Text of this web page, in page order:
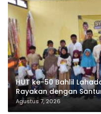
HUT ke-50 Bahlil
Rayakan dengan
Agustus 7, 2026